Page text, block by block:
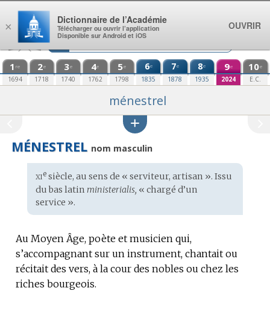
Aller au contenu
1 re
1694
2e
1718
3e
1740
4e
1762
5e
1798
6e
1835
7e
1878
8e
1935
9e
2024
10e
E.C.
ménestrel
MÉNESTREL nom masculin
Étymologie
:
xiesiècle, au sens de « serviteur, artisan ». Issu
dubas latin ministerialis, « chargé d’un
service ».
Au Moyen Âge, poète et musicien qui,
s’accompagnant sur un instrument, chantait ou
récitait des vers, à la cour des nobles ou chez les
riches bourgeois.
×
Dictionnaire de l’Académie
Télécharger ou ouvrir l’application
Disponible sur Android et iOS
OUVRIR